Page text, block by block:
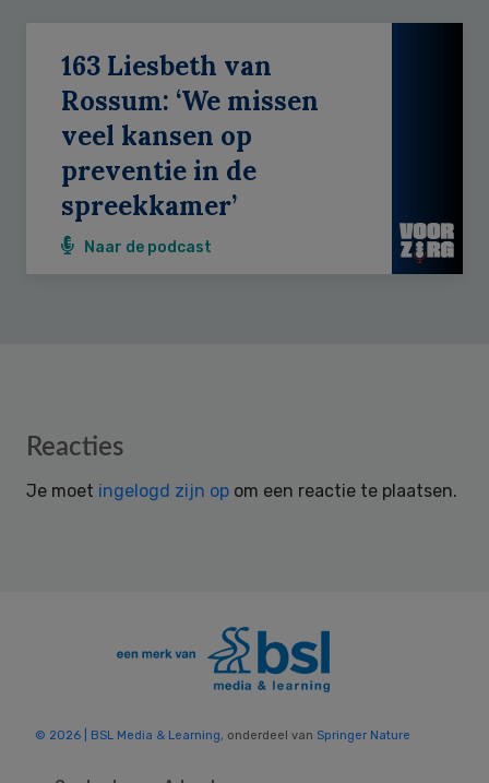
163 Liesbeth van
Rossum: ‘We missen
veel kansen op
preventie in de
spreekkamer’
Naar de podcast
Reader
Reacties
Je moet ingelogd zijn op om een reactie te plaatsen.
© 2026 | BSL Media & Learning, onderdeel van Springer Nature